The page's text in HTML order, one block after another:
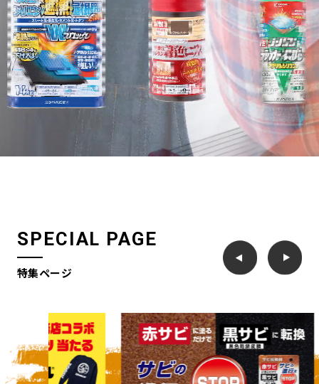
お問い合わせ
関西ペイントHP
SPECIAL PAGE
特集ページ